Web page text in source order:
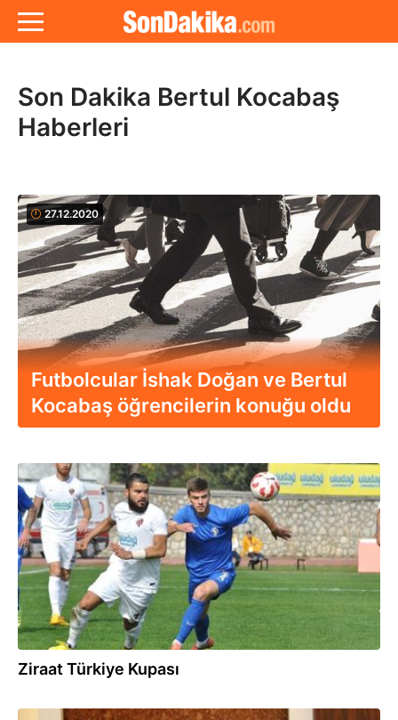
Son Dakika Bertul Kocabaş
Haberleri
27.12.2020
Futbolcular İshak Doğan ve Bertul
Kocabaş öğrencilerin konuğu oldu
26.10.2016
Ziraat Türkiye Kupası